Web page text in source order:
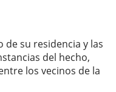
su residencia y las
del hecho,
los vecinos de la